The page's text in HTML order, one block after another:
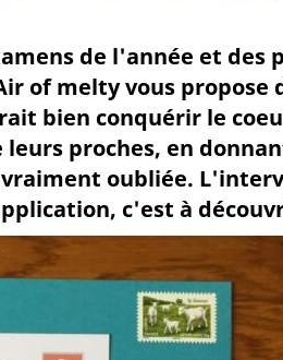
de l'année et des
of melty vous propose
bien conquérir le
leurs proches, en
oubliée.
c'est à